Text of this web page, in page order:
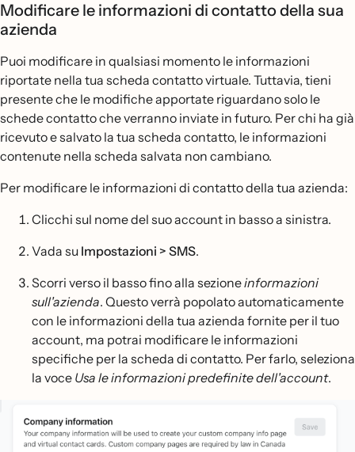
Modificare le informazioni di contatto della sua
azienda
Puoi modificare in qualsiasi momento le informazioni
riportate nella tua scheda contatto virtuale. Tuttavia, tieni
presente che le modifiche apportate riguardano solo le
schede contatto che verranno inviate in futuro. Per chi ha già
ricevuto e salvato la tua scheda contatto, le informazioni
contenute nella scheda salvata non cambiano.
Per modificare le informazioni di contatto della tua azienda:
Clicchi sul nome del suo account in basso a sinistra.
Vada su Impostazioni > SMS.
Scorri verso il basso fino alla sezioneinformazioni
sull'azienda. Questo verrà popolato automaticamente
con le informazioni della tua azienda fornite per il tuo
account, ma potrai modificare le informazioni
specifiche per la scheda di contatto. Per farlo, seleziona
la voce Usa le informazioni predefinite dell'account.